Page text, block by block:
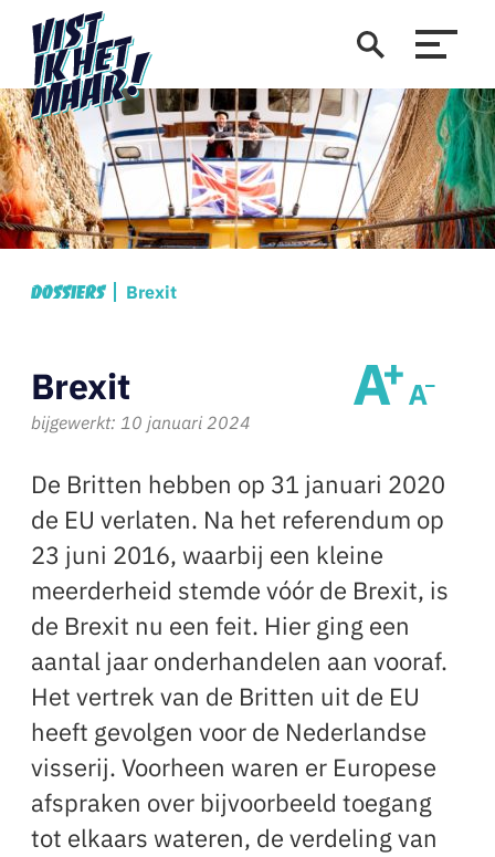
Dossiers Brexit
Brexit
bijgewerkt: 10 januari 2024
De Britten hebben op 31 januari 2020
de EU verlaten. Na het referendum op
23 juni 2016, waarbij een kleine
meerderheid stemde vóór de Brexit, is
de Brexit nu een feit. Hier ging een
aantal jaar onderhandelen aan vooraf.
Het vertrek van de Britten uit de EU
heeft gevolgen voor de Nederlandse
visserij. Voorheen waren er Europese
afspraken over bijvoorbeeld toegang
tot elkaars wateren, de verdeling van